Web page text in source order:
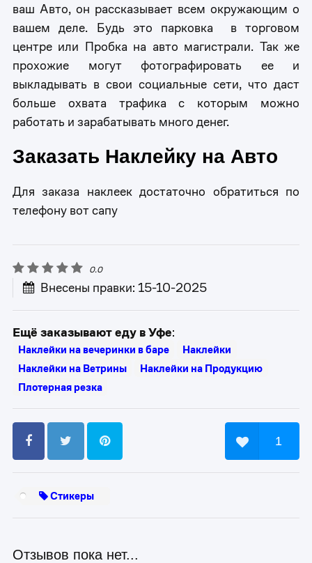
ваш Авто, он рассказывает всем окружающим о
вашем деле. Будь это парковка в торговом
центре или Пробка на авто магистрали. Так же
прохожие могут фотографировать ее и
выкладывать в свои социальные сети, что даст
больше охвата трафика с которым можно
работать и зарабатывать много денег.
Заказать Наклейку на Авто
Для заказа наклеек достаточно обратиться по
телефону вот сапу
0.0
Внесены правки: 15-10-2025
Ещё заказывают еду в Уфе:
Наклейки на вечеринки в баре
Наклейки
Наклейки на Ветрины
Наклейки на Продукцию
Плотерная резка
1
Стикеры
Отзывов пока нет...